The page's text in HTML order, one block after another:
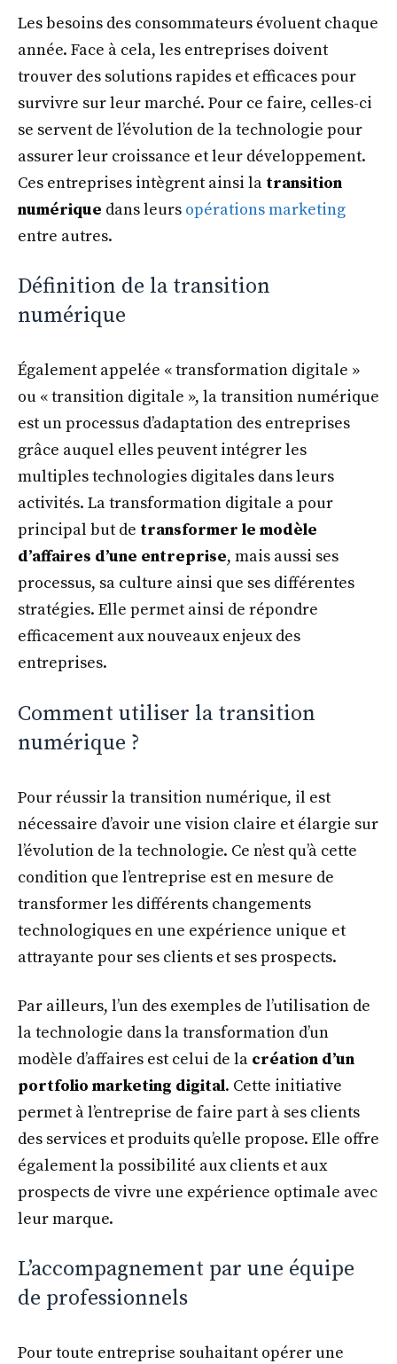
Les besoins des consommateurs évoluent chaque
année. Face à cela, les entreprises doivent
trouver des solutions rapides et efficaces pour
survivre sur leur marché. Pour ce faire, celles-ci
se servent de l’évolution de la technologie pour
assurer leur croissance et leur développement.
Ces entreprises intègrent ainsi la transition
numérique dans leurs opérations marketing
entre autres.
Définition de la transition
numérique
Également appelée « transformation digitale »
ou « transition digitale », la transition numérique
est un processus d’adaptation des entreprises
grâce auquel elles peuvent intégrer les
multiples technologies digitales dans leurs
activités. La transformation digitale a pour
principal but de transformer le modèle
d’affaires d’une entreprise, mais aussi ses
processus, sa culture ainsi que ses différentes
stratégies. Elle permet ainsi de répondre
efficacement aux nouveaux enjeux des
entreprises.
Comment utiliser la transition
numérique ?
Pour réussir la transition numérique, il est
nécessaire d’avoir une vision claire et élargie sur
l’évolution de la technologie. Ce n’est qu’à cette
condition que l’entreprise est en mesure de
transformer les différents changements
technologiques en une expérience unique et
attrayante pour ses clients et ses prospects.
Par ailleurs, l’un des exemples de l’utilisation de
la technologie dans la transformation d’un
modèle d’affaires est celui de la création d’un
portfolio marketing digital. Cette initiative
permet à l’entreprise de faire part à ses clients
des services et produits qu’elle propose. Elle offre
également la possibilité aux clients et aux
prospects de vivre une expérience optimale avec
leur marque.
L’accompagnement par une équipe
de professionnels
Pour toute entreprise souhaitant opérer une